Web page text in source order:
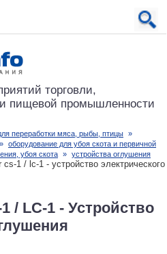
торговли,
и пищевой промышленности
переработки мяса, рыбы, птицы »
» оборудование для убоя скота и первичной
убоя скота » устройства оглушения
cs-1 / lc-1 - устройство электрического
/ LC-1 - Устройство